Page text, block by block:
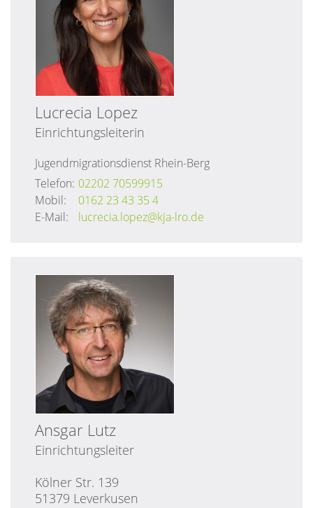
Lucrecia Lopez
Einrichtungsleiterin
Jugendmigrationsdienst Rhein-Berg
Telefon: 02202 70599915
Mobil:
0162 23 43 35 4
E-Mail:
lucrecia.lopez@kja-lro.de
Ansgar Lutz
Einrichtungsleiter
Kölner Str. 139
51379 Leverkusen